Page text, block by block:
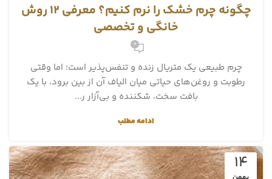
چگونه چرم خشک را نرم کنیم؟ معرفی 12 روش‌
خانگی و تخصصی
0
چرم طبیعی یک متریال زنده و تنفس‌پذیر است؛ اما وقتی
رطوبت و روغن‌های حیاتی میان الیاف آن از بین برود، با یک
بافت سخت، شکننده و بی‌آزار ر...
ادامه مطلب
14